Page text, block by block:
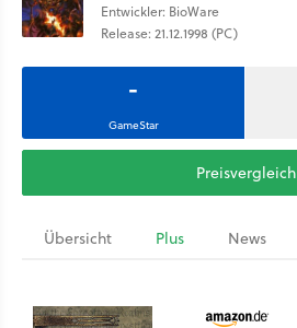
Entwickler: BioWare
Release: 21.12.1998 (PC)
-
GameStar
Preisvergleich
Übersicht Plus News